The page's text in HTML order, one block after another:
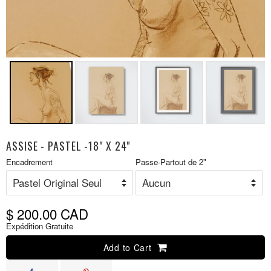
ASSISE - PASTEL -18" X 24"
Prix
réduit
Encadrement Passe-Partout de 2"
$ 200.00 CAD
Expédition Gratuite
Add to Cart